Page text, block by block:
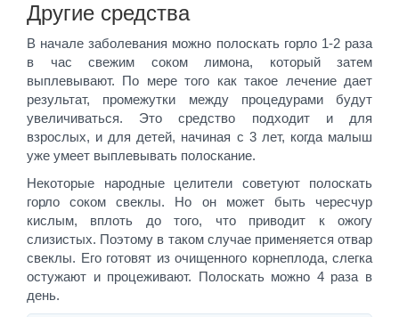
Другие средства
В начале заболевания можно полоскать горло 1-2 раза
в час свежим соком лимона, который затем
выплевывают. По мере того как такое лечение дает
результат, промежутки между процедурами будут
увеличиваться. Это средство подходит и для
взрослых, и для детей, начиная с 3 лет, когда малыш
уже умеет выплевывать полоскание.
Некоторые народные целители советуют полоскать
горло соком свеклы. Но он может быть чересчур
кислым, вплоть до того, что приводит к ожогу
слизистых. Поэтому в таком случае применяется отвар
свеклы. Его готовят из очищенного корнеплода, слегка
остужают и процеживают. Полоскать можно 4 раза в
день.